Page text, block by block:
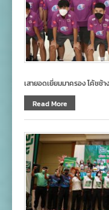
เสายอดเยี่ยมมาครอง โค้ชช้
Read More